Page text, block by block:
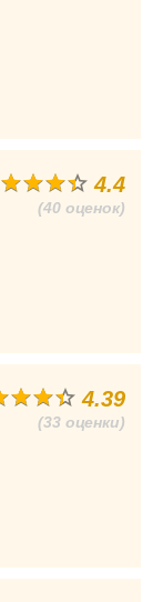
4.4
(40 оценок)
4.39
(33 оценки)